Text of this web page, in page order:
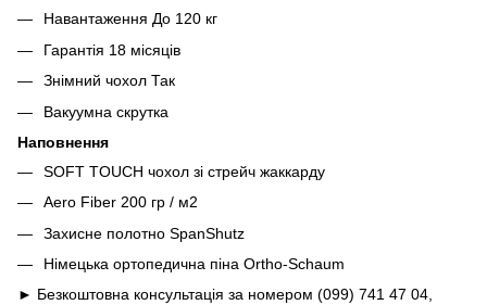
Навантаження До 120 кг
Гарантiя 18 місяців
Знімний чохол Так
Вакуумна скрутка
Наповнення
SOFT TOUCH чохол зі стрейч жаккарду
Aero Fiber 200 гр / м2
Захисне полотно SpanShutz
Німецька ортопедична піна Ortho-Schaum
► Безкоштовна консультація за номером (099) 741 47 04,